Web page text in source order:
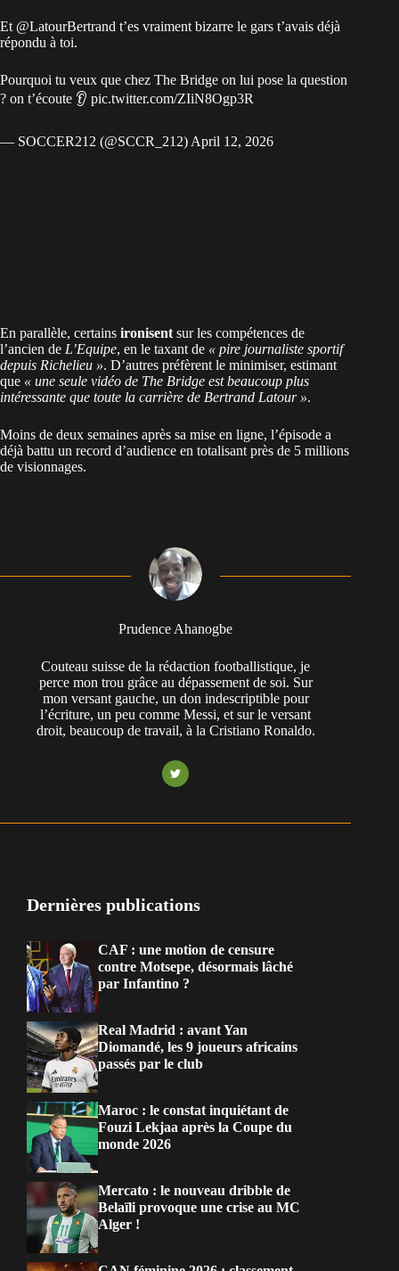
Et @LatourBertrand t’es vraiment bizarre le gars t’avais déjà
répondu à toi.
Pourquoi tu veux que chez The Bridge on lui pose la question
? on t’écoute 👂 pic.twitter.com/ZIiN8Ogp3R
— SOCCER212 (@SCCR_212) April 12, 2026
En parallèle, certains ironisent sur les compétences de
l’ancien de L’Equipe, en le taxant de « pire journaliste sportif
depuis Richelieu ». D’autres préfèrent le minimiser, estimant
que « une seule vidéo de The Bridge est beaucoup plus
intéressante que toute la carrière de Bertrand Latour ».
Moins de deux semaines après sa mise en ligne, l’épisode a
déjà battu un record d’audience en totalisant près de 5 millions
de visionnages.
Prudence Ahanogbe
Couteau suisse de la rédaction footballistique, je
perce mon trou grâce au dépassement de soi. Sur
mon versant gauche, un don indescriptible pour
l’écriture, un peu comme Messi, et sur le versant
droit, beaucoup de travail, à la Cristiano Ronaldo.
Dernières publications
CAF : une motion de censure
contre Motsepe, désormais lâché
par Infantino ?
Real Madrid : avant Yan
Diomandé, les 9 joueurs africains
passés par le club
Maroc : le constat inquiétant de
Fouzi Lekjaa après la Coupe du
monde 2026
Mercato : le nouveau dribble de
Belaïli provoque une crise au MC
Alger !